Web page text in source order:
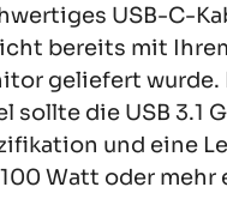
USB-C-
bereits mit
geliefert wurde.
sollte die USB 3.1
und eine
Watt oder mehr